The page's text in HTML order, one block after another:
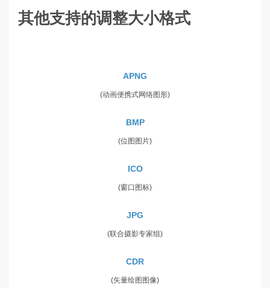
其他支持的调整大小格式
APNG
(动画便携式网络图形)
BMP
(位图图片)
ICO
(窗口图标)
JPG
(联合摄影专家组)
CDR
(矢量绘图图像)